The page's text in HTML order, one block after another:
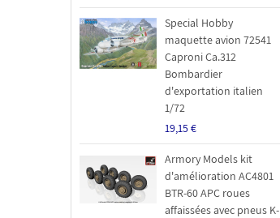
Special Hobby
maquette avion 72541
Caproni Ca.312
Bombardier
d'exportation italien
1/72
19,15 €
Armory Models kit
d'amélioration AC4801
BTR-60 APC roues
affaissées avec pneus K-